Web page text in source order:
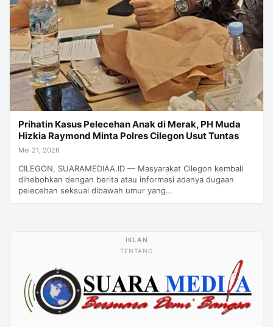
Prihatin Kasus Pelecehan Anak di Merak, PH Muda
Hizkia Raymond Minta Polres Cilegon Usut Tuntas
Mei 21, 2026
CILEGON, SUARAMEDIAA.ID — Masyarakat Cilegon kembali
dihebohkan dengan berita atau informasi adanya dugaan
pelecehan seksual dibawah umur yang…
TENTANG